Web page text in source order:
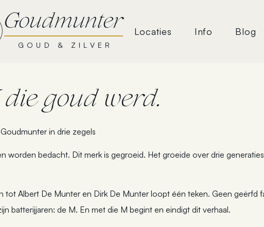
Goudmunter
GOUD & ZILVER
Locaties Info Blog
goud werd.
in drie zegels
worden bedacht. Dit merk is gegroeid. Het groeide over drie
tot Albert De Munter en Dirk De Munter loopt één teken. Geen geërfd
batterijjaren: de M. En met die M begint en eindigt dit verhaal.